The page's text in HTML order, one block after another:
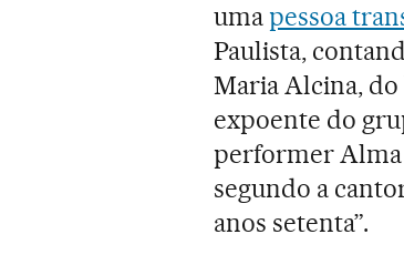
umapessoa
Paulista,
Maria Alcina,
expoente do
performer Alma
segundo a
anos setenta”.